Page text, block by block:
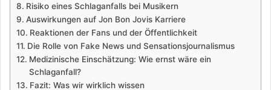
Risiko eines Schlaganfalls bei Musikern
Auswirkungen auf Jon Bon Jovis Karriere
Reaktionen der Fans und der Öffentlichkeit
Die Rolle von Fake News und Sensationsjournalismus
Medizinische Einschätzung: Wie ernst wäre ein
Schlaganfall?
Fazit: Was wir wirklich wissen